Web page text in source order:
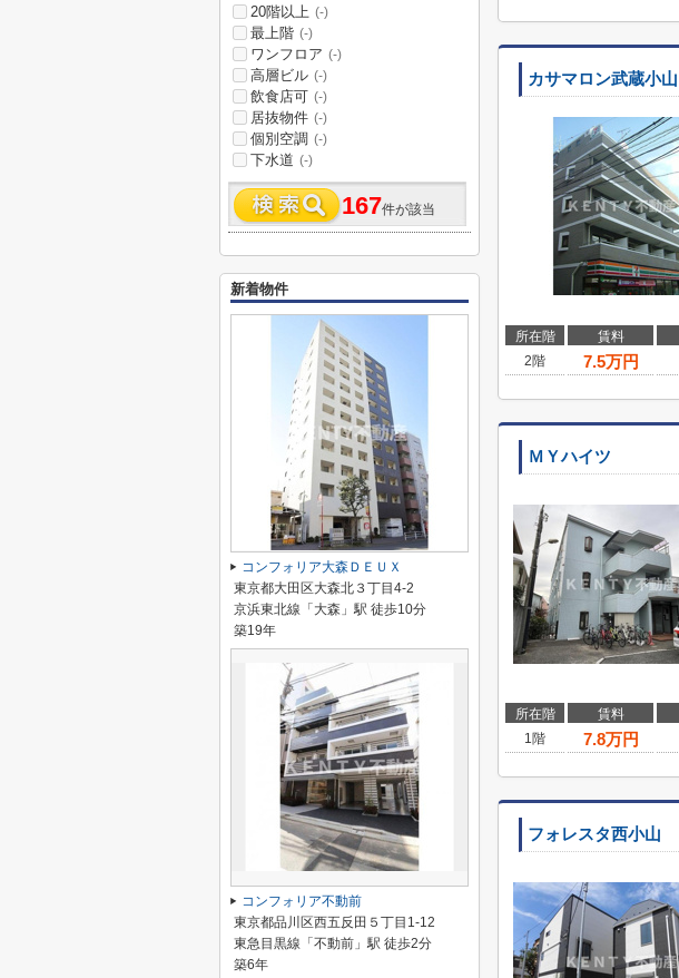
カサマロン武蔵小山
所在階 賃料
2階
7.5万円
ＭＹハイツ
所在階 賃料
1階
7.8万円
フォレスタ西小山
20階以上 (-)
最上階 (-)
ワンフロア (-)
高層ビル (-)
飲食店可 (-)
居抜物件 (-)
個別空調 (-)
下水道 (-)
167件が該当
新着物件
コンフォリア大森ＤＥＵＸ
東京都大田区大森北３丁目4-2
京浜東北線「大森」駅 徒歩10分
築19年
コンフォリア不動前
東京都品川区西五反田５丁目1-12
東急目黒線「不動前」駅 徒歩2分
築6年